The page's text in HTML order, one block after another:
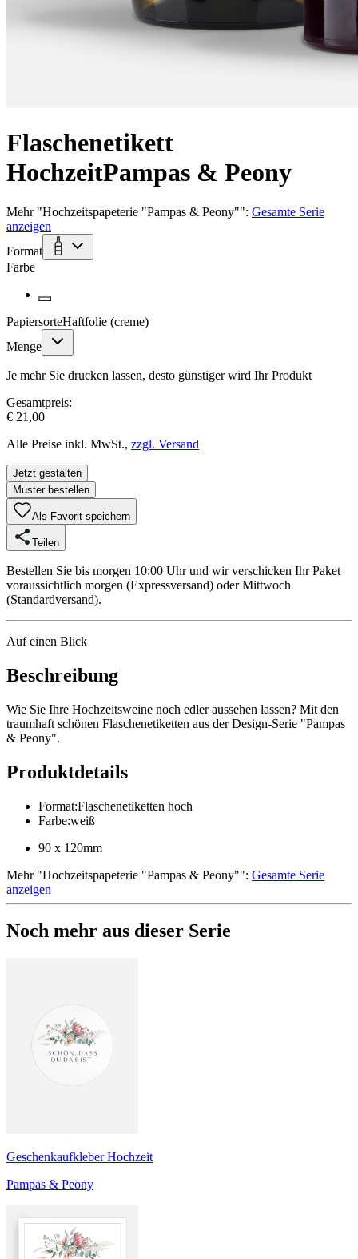
Flaschenetikett
HochzeitPampas & Peony
Mehr"Hochzeitspapeterie "Pampas & Peony"": Gesamte Serie
anzeigen
Format
Farbe
PapiersorteHaftfolie (creme)
Menge
Je mehr Sie drucken lassen, desto günstiger wird Ihr Produkt
Gesamtpreis:
€ 21,00
Alle Preise inkl. MwSt., zzgl. Versand
Jetzt gestalten
Muster bestellen
Als Favorit speichern
Teilen
Bestellen Sie bis morgen 10:00 Uhr und wir verschicken Ihr Paket
voraussichtlich morgen (Expressversand) oder Mittwoch
(Standardversand).
Auf einen Blick
Beschreibung
Wie Sie Ihre Hochzeitsweine noch edler aussehen lassen? Mit den
traumhaft schönen Flaschenetiketten aus der Design-Serie "Pampas
& Peony".
Produktdetails
Format:Flaschenetiketten hoch
Farbe:weiß
90 x 120mm
Mehr"Hochzeitspapeterie "Pampas & Peony"": Gesamte Serie
anzeigen
Noch mehr aus dieser Serie
Geschenkaufkleber Hochzeit
Pampas & Peony